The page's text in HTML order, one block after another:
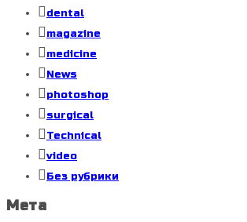
dental
magazine
medicine
News
photoshop
surgical
Technical
video
Без рубрики
Мета